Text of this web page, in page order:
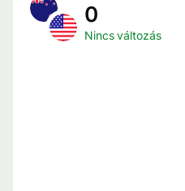
0
Nincs változás